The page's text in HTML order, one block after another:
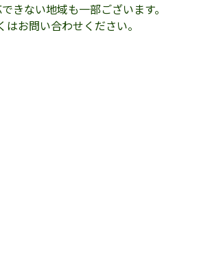
きない地域も一部ございます。
はお問い合わせください。